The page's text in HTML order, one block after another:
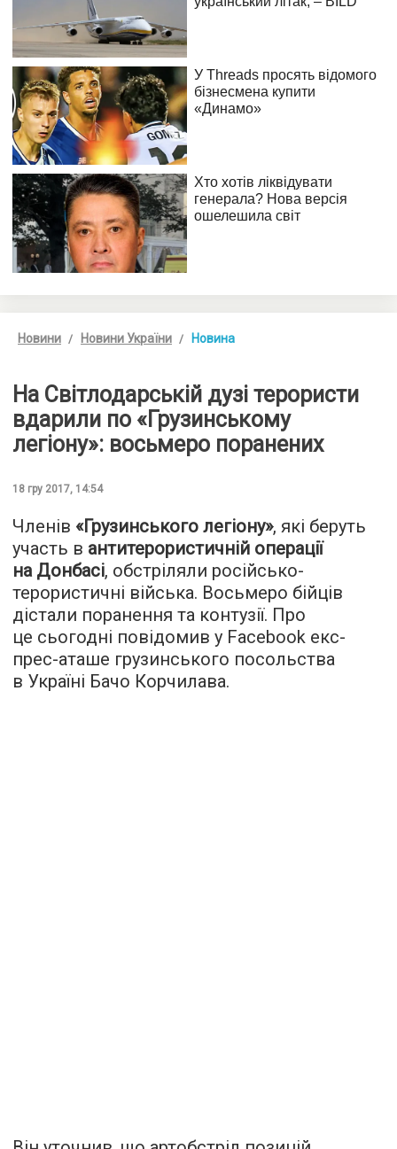
Новини Новини України Новина
На Світлодарській дузі терористи
вдарили по «Грузинському
легіону»: восьмеро поранених
18 гру 2017, 14:54
Членів «Грузинського легіону», які беруть
участь в антитерористичній операції
на Донбасі, обстріляли російсько-
терористичні війська. Восьмеро бійців
дістали поранення та контузії. Про
це сьогодні повідомив у Facebook екс-
прес-аташе грузинського посольства
в Україні Бачо Корчилава.